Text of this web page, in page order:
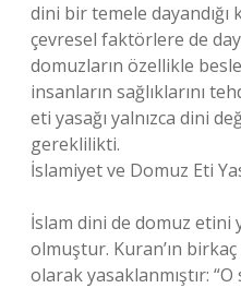
dini bir temele dayandığı
çevresel faktörlere de
domuzların özellikle
insanların sağlıklarını
eti yasağı yalnızca dini
gereklilikti.
İslamiyet ve Domuz Eti
İslam dini de domuz etini
olmuştur. Kuran’ın
olarak yasaklanmıştır: